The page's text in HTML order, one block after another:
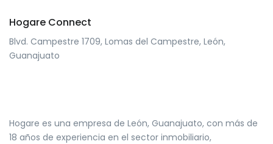
Hogare Connect
Blvd. Campestre 1709, Lomas del Campestre, León,
Guanajuato
Hogare es una empresa de León, Guanajuato, con más de
18 años de experiencia en el sector inmobiliario,